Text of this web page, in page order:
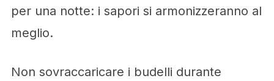
per una notte: i sapori si armonizzeranno al
meglio.
Non sovraccaricare i budelli durante